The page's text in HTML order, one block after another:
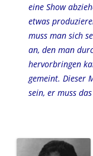
eine Show
etwas
muss man sich
an, den man
hervorbringen
gemeint. Dieser
sein, er muss